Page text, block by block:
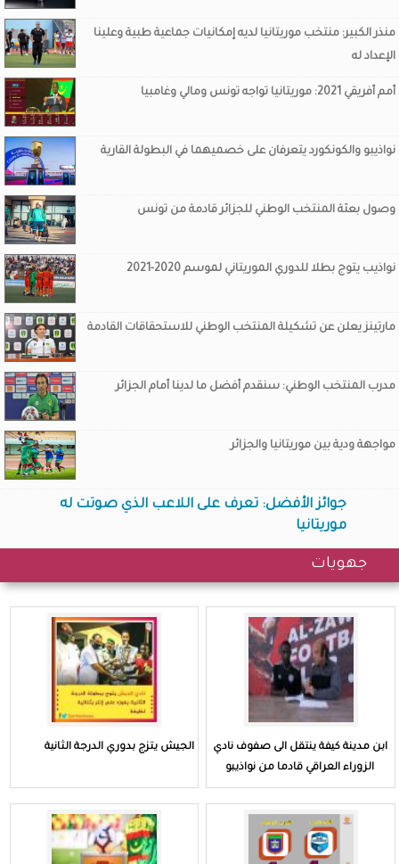
منذر الكبير: منتخب موريتانيا لديه إمكانيات جماعية طبية وعلينا
الإعداد له
أمم أفريقي 2021: موريتانيا تواجه تونس ومالي وغامبيا
نواذيبو والكونكورد يتعرفان على خصميهما في البطولة القارية
وصول بعثة المنتخب الوطني للجزائر قادمة من تونس
نواذيب يتوج بطلا للدوري الموريتاني لموسم 2020-2021
مارتينز يعلن عن تشكيلة المنتخب الوطني للاستحقاقات القادمة
مدرب المنتخب الوطني: سنقدم أفضل ما لدينا أمام الجزائر
مواجهة ودية بين موريتانيا والجزائر
جوائز الأفضل: تعرف على اللاعب الذي صوتت له
موريتانيا
جهويات
ابن مدينة كيفة ينتقل الى صفوف نادي
الزوراء العراقي قادما من نواذيبو
الجيش يتزج بدوري الدرجة الثانية